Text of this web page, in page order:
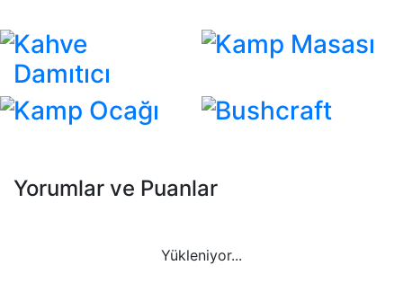
Kahve
Damıtıcı
Kamp Masası
Kamp Ocağı Bushcraft
Yorumlar ve Puanlar
Yükleniyor...